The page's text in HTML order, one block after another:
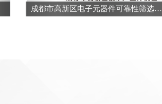
成都市高新区电子元器件可靠性筛选公共技术平台